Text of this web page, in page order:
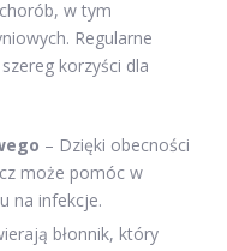
w tym
Regularne
korzyści dla
– Dzięki obecności
może pomóc w
na infekcje.
błonnik, który